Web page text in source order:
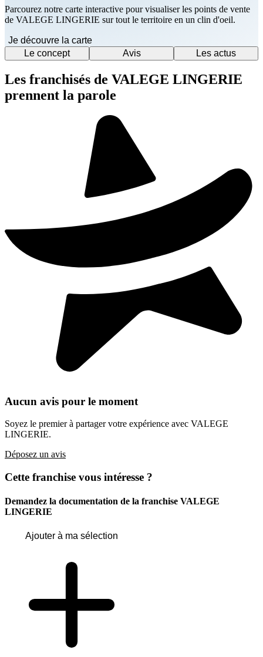
Parcourez notre carte interactive pour visualiser les points de vente
de VALEGE LINGERIE sur tout le territoire en un clin d'oeil.
Je découvre la carte
Le concept
Avis Les actus
Les franchisés de VALEGE LINGERIE
prennent la parole
Aucun avis pour le moment
Soyez le premier à partager votre expérience avec VALEGE
LINGERIE.
Déposez un avis
Cette franchise vous intéresse ?
Demandez la documentation de la franchise VALEGE
LINGERIE
Ajouter à ma sélection